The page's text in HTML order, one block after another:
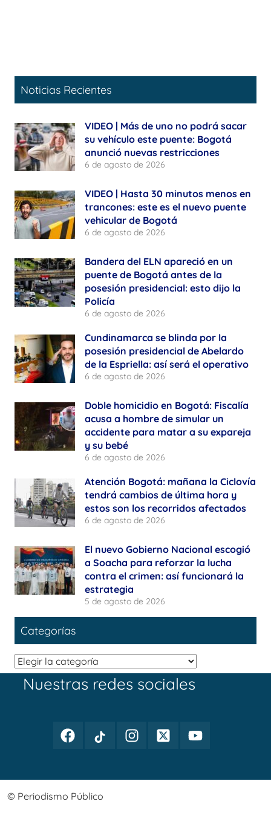
Noticias Recientes
VIDEO | Más de uno no podrá sacar
su vehículo este puente: Bogotá
anunció nuevas restricciones
6 de agosto de 2026
VIDEO | Hasta 30 minutos menos en
trancones: este es el nuevo puente
vehicular de Bogotá
6 de agosto de 2026
Bandera del ELN apareció en un
puente de Bogotá antes de la
posesión presidencial: esto dijo la
Policía
6 de agosto de 2026
Cundinamarca se blinda por la
posesión presidencial de Abelardo
de la Espriella: así será el operativo
6 de agosto de 2026
Doble homicidio en Bogotá: Fiscalía
acusa a hombre de simular un
accidente para matar a su expareja
y su bebé
6 de agosto de 2026
Atención Bogotá: mañana la Ciclovía
tendrá cambios de última hora y
estos son los recorridos afectados
6 de agosto de 2026
El nuevo Gobierno Nacional escogió
a Soacha para reforzar la lucha
contra el crimen: así funcionará la
estrategia
5 de agosto de 2026
Categorías
Categorías
Nuestras redes sociales
Facebook
Periodismo
TikTok
Periodismo
InstagramTwitterYoutube
© Periodismo Público